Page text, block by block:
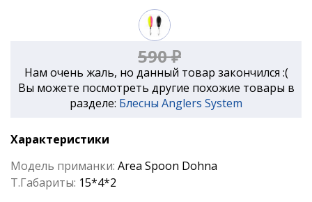
590 ₽
Нам очень жаль, но данный товар закончился :(
Вы можете посмотреть другие похожие товары в
разделе: Блесны Anglers System
Характеристики
Модель приманки: Area Spoon Dohna
Т.Габариты: 15*4*2